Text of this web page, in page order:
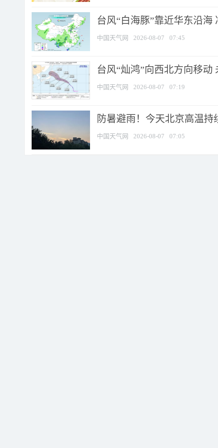
台风“白海豚”靠近华东沿
中国天气网 2026-08-07 07:45
台风“灿鸿”向西北方向移动
中国天气网 2026-08-07 07:19
防暑避雨！今天北京高温
中国天气网 2026-08-07 07:05